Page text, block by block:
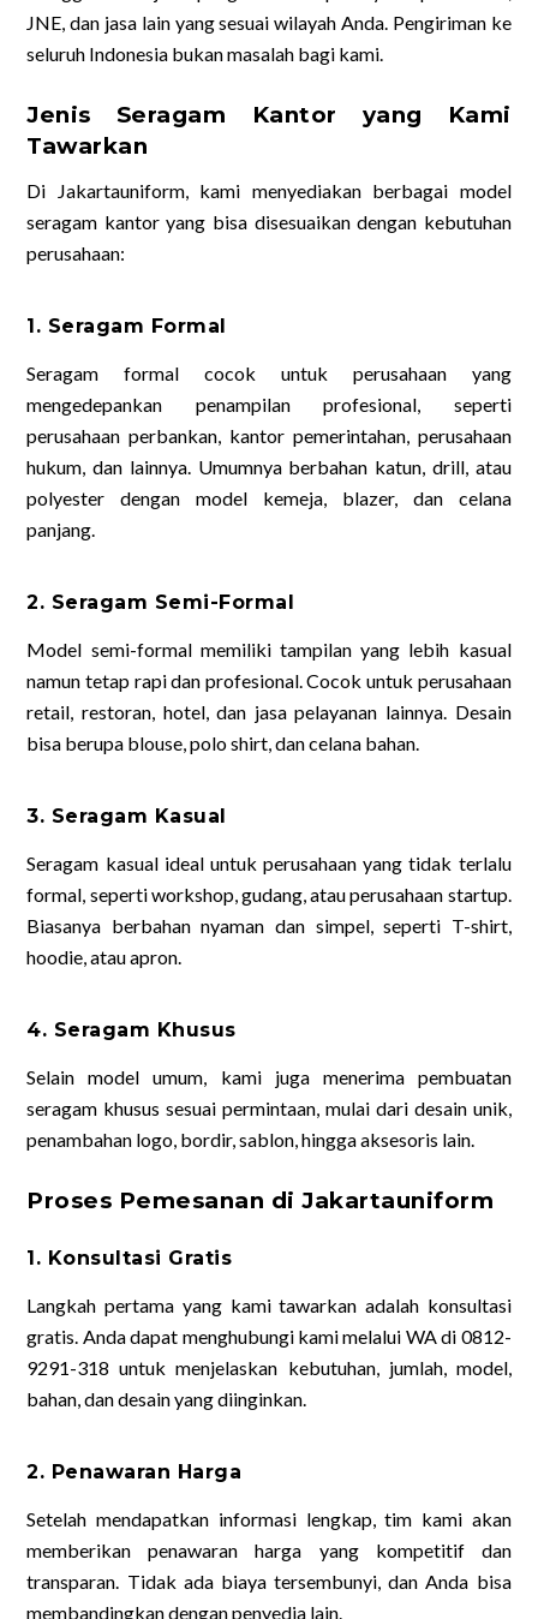
JNE, dan jasa lain yang sesuai wilayah Anda. Pengiriman ke
seluruh Indonesia bukan masalah bagi kami.
Jenis Seragam Kantor yang Kami
Tawarkan
Di Jakartauniform, kami menyediakan berbagai model
seragam kantor yang bisa disesuaikan dengan kebutuhan
perusahaan:
1. Seragam Formal
Seragam formal cocok untuk perusahaan yang
mengedepankan penampilan profesional, seperti
perusahaan perbankan, kantor pemerintahan, perusahaan
hukum, dan lainnya. Umumnya berbahan katun, drill, atau
polyester dengan model kemeja, blazer, dan celana
panjang.
2. Seragam Semi-Formal
Model semi-formal memiliki tampilan yang lebih kasual
namun tetap rapi dan profesional. Cocok untuk perusahaan
retail, restoran, hotel, dan jasa pelayanan lainnya. Desain
bisa berupa blouse, polo shirt, dan celana bahan.
3. Seragam Kasual
Seragam kasual ideal untuk perusahaan yang tidak terlalu
formal, seperti workshop, gudang, atau perusahaan startup.
Biasanya berbahan nyaman dan simpel, seperti T-shirt,
hoodie, atau apron.
4. Seragam Khusus
Selain model umum, kami juga menerima pembuatan
seragam khusus sesuai permintaan, mulai dari desain unik,
penambahan logo, bordir, sablon, hingga aksesoris lain.
Proses Pemesanan di Jakartauniform
1. Konsultasi Gratis
Langkah pertama yang kami tawarkan adalah konsultasi
gratis. Anda dapat menghubungi kami melalui WA di 0812-
9291-318 untuk menjelaskan kebutuhan, jumlah, model,
bahan, dan desain yang diinginkan.
2. Penawaran Harga
Setelah mendapatkan informasi lengkap, tim kami akan
memberikan penawaran harga yang kompetitif dan
transparan. Tidak ada biaya tersembunyi, dan Anda bisa
membandingkan dengan penyedia lain.